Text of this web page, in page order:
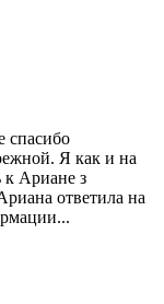
спасибо
Я как и на
к Ариане з
ответила на